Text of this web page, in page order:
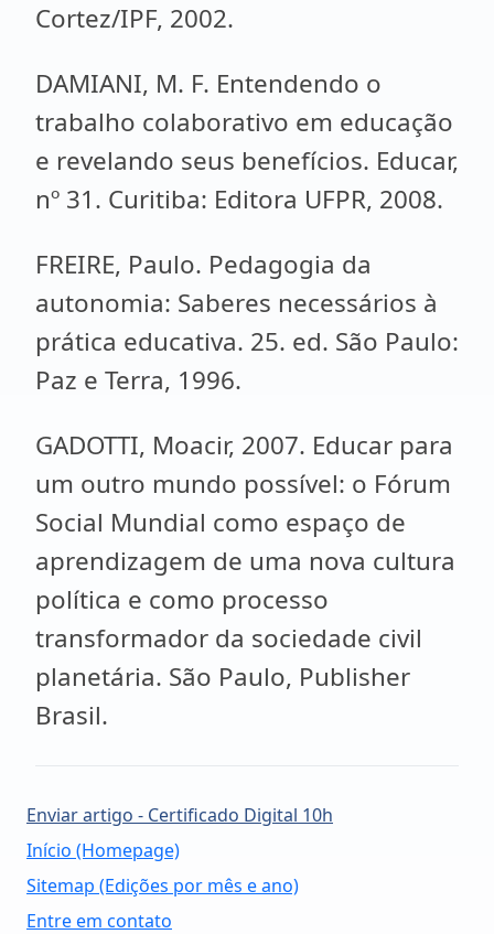
Cortez/IPF, 2002.
DAMIANI, M. F. Entendendo o
trabalho colaborativo em educação
e revelando seus benefícios. Educar,
nº 31. Curitiba: Editora UFPR, 2008.
FREIRE, Paulo. Pedagogia da
autonomia: Saberes necessários à
prática educativa. 25. ed. São Paulo:
Paz e Terra, 1996.
GADOTTI, Moacir, 2007. Educar para
um outro mundo possível: o Fórum
Social Mundial como espaço de
aprendizagem de uma nova cultura
política e como processo
transformador da sociedade civil
planetária. São Paulo, Publisher
Brasil.
Enviar artigo - Certificado Digital 10h
Início (Homepage)
Sitemap (Edições por mês e ano)
Entre em contato